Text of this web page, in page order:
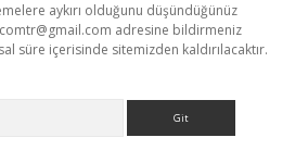
aykırı olduğunu düşündüğünüz
adresine bildirmeniz
süre içerisinde sitemizden kaldırılacaktır.